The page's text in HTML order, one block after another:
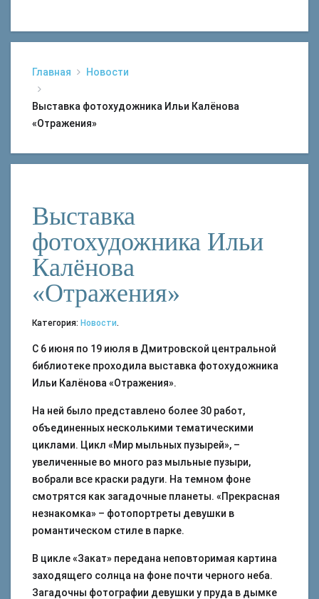
Главная Новости
Выставка фотохудожника Ильи Калёнова
«Отражения»
Выставка
фотохудожника Ильи
Калёнова
«Отражения»
Категория: Новости.
С 6 июня по 19 июля в Дмитровской центральной
библиотеке проходила выставка фотохудожника
Ильи Калёнова «Отражения».
На ней было представлено более 30 работ,
объединенных несколькими тематическими
циклами. Цикл «Мир мыльных пузырей», –
увеличенные во много раз мыльные пузыри,
вобрали все краски радуги. На темном фоне
смотрятся как загадочные планеты. «Прекрасная
незнакомка» – фотопортреты девушки в
романтическом стиле в парке.
В цикле «Закат» передана неповторимая картина
заходящего солнца на фоне почти черного неба.
Загадочны фотографии девушки у пруда в дымке